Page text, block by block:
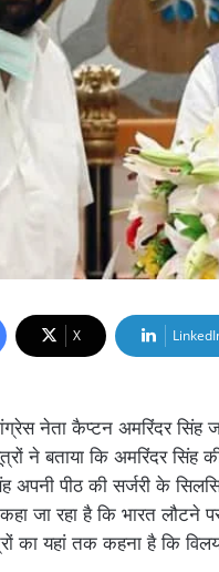
X
नेता कैप्टन अमरिंदर सिंह
ने बताया कि अमरिंदर सिंह
अपनी पीठ की सर्जरी के
जा रहा है कि भारत लौटने
यहां तक कहना है कि विलय